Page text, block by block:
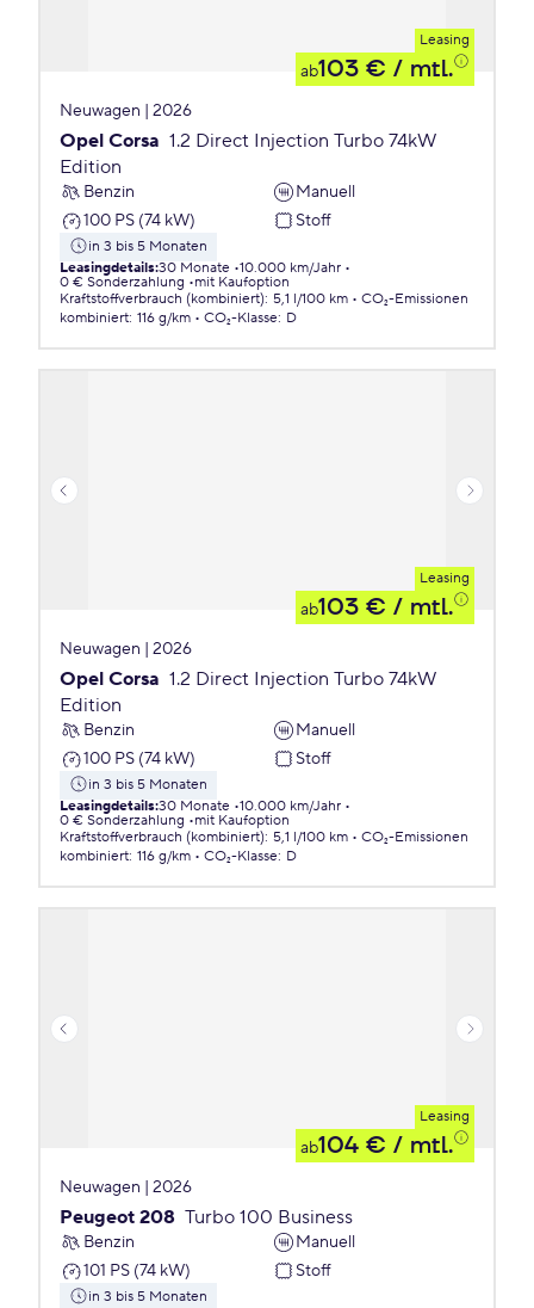
Leasing
ab103 € / mtl.
Neuwagen | 2026
Opel Corsa 1.2 Direct Injection Turbo 74kW
Edition
Benzin
Manuell
100 PS (74 kW)
Stoff
in 3 bis 5 Monaten
Leasingdetails:30 Monate 10.000 km/Jahr
0 € Sonderzahlung
mit Kaufoption
Kraftstoffverbrauch (kombiniert): 5,1 l/100 km
CO₂-Emissionen
kombiniert: 116 g/km CO₂-Klasse: D
Leasing
ab103 € / mtl.
Neuwagen | 2026
Opel Corsa 1.2 Direct Injection Turbo 74kW
Edition
Benzin
Manuell
100 PS (74 kW)
Stoff
in 3 bis 5 Monaten
Leasingdetails:30 Monate 10.000 km/Jahr
0 € Sonderzahlung
mit Kaufoption
Kraftstoffverbrauch (kombiniert): 5,1 l/100 km
CO₂-Emissionen
kombiniert: 116 g/km CO₂-Klasse: D
Leasing
ab104 € / mtl.
Neuwagen | 2026
Peugeot 208 Turbo 100 Business
Benzin
Manuell
101 PS (74 kW)
Stoff
in 3 bis 5 Monaten